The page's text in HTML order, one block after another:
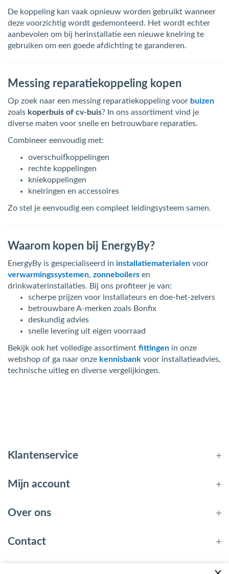
De koppeling kan vaak opnieuw worden gebruikt wanneer
deze voorzichtig wordt gedemonteerd. Het wordt echter
aanbevolen om bij herinstallatie een nieuwe knelring te
gebruiken om een goede afdichting te garanderen.
Messing reparatiekoppeling kopen
Op zoek naar een messing reparatiekoppeling voor buizen
zoals koperbuis of cv-buis? In ons assortiment vind je
diverse maten voor snelle en betrouwbare reparaties.
Combineer eenvoudig met:
overschuifkoppelingen
rechte koppelingen
kniekoppelingen
knelringen en accessoires
Zo stel je eenvoudig een compleet leidingsysteem samen.
Waarom kopen bij EnergyBy?
EnergyBy is gespecialiseerd in installatiematerialen voor
verwarmingssystemen, zonneboilers en
drinkwaterinstallaties. Bij ons profiteer je van:
scherpe prijzen voor installateurs en doe-het-zelvers
betrouwbare A-merken zoals Bonfix
deskundig advies
snelle levering uit eigen voorraad
Bekijk ook het volledige assortiment fittingen in onze
webshop of ga naar onze kennisbank voor installatieadvies,
technische uitleg en diverse vergelijkingen.
Klantenservice
Mijn account
Over ons
Contact